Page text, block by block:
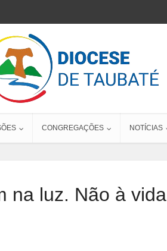
CONGREGAÇÕES NOTÍCIAS
na luz. Não à vida